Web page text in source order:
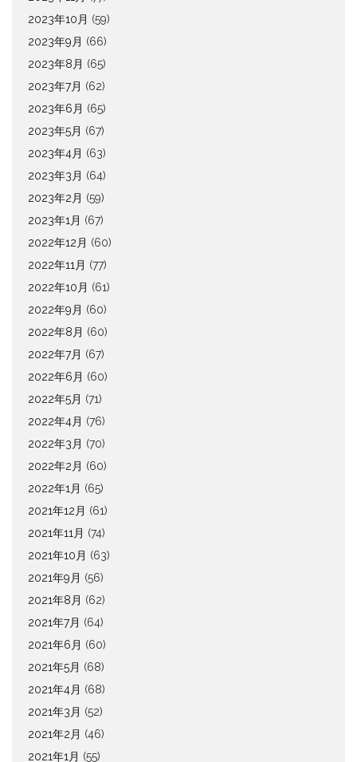
2023年10月 (59)
2023年9月 (66)
2023年8月 (65)
2023年7月 (62)
2023年6月 (65)
2023年5月 (67)
2023年4月 (63)
2023年3月 (64)
2023年2月 (59)
2023年1月 (67)
2022年12月 (60)
2022年11月 (77)
2022年10月 (61)
2022年9月 (60)
2022年8月 (60)
2022年7月 (67)
2022年6月 (60)
2022年5月 (71)
2022年4月 (76)
2022年3月 (70)
2022年2月 (60)
2022年1月 (65)
2021年12月 (61)
2021年11月 (74)
2021年10月 (63)
2021年9月 (56)
2021年8月 (62)
2021年7月 (64)
2021年6月 (60)
2021年5月 (68)
2021年4月 (68)
2021年3月 (52)
2021年2月 (46)
2021年1月 (55)